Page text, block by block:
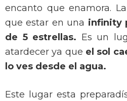
encanto que enamora.
que estar en una infinity
de 5 estrellas. Es un
atardecer ya que el sol
lo ves desde el agua.
Este lugar esta